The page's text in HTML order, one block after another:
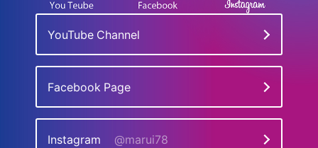
YouTube Channel
Facebook Page
Instagram @marui78